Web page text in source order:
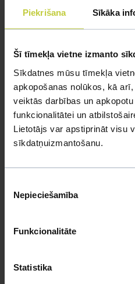
Piekrišana Sīkāka
Šī tīmekļa vietne izmanto
Sīkdatnes mūsu tīmekļa
apkopošanas nolūkos, kā
veiktās darbības un
funkcionalitātei un
Lietotājs var apstiprināt visu
sīkdatņuizmantošanu.
izvēle
Nepieciešamība
Funkcionalitāte
Statistika
kaķis apēdis plēvi
Ja kaķim gadījies apēst
garnelēm kārbiņās
būt?Kā kaķis varētu
#kakis #apedis
Veterinārārsts